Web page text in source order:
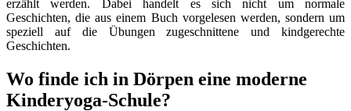
erzählt werden. Dabei handelt es sich nicht um normale
Geschichten, die aus einem Buch vorgelesen werden, sondern um
speziell auf die Übungen zugeschnittene und kindgerechte
Geschichten.
Wo finde ich in Dörpen eine moderne
Kinderyoga-Schule?